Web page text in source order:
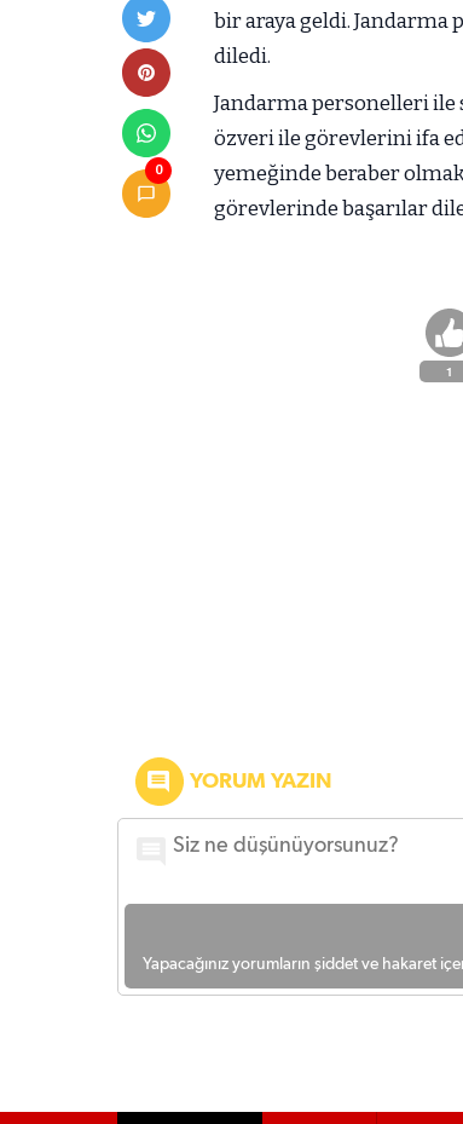
0
bir araya geldi. Jandarma
diledi.
Jandarma personelleri ile
özveri ile görevlerini ifa
yemeğinde beraber
görevlerinde başarılar
1
YORUM YAZIN
Yapacağınız yorumların şiddet ve hakaret